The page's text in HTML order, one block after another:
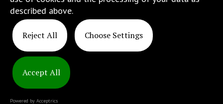
described above.
Reject All Choose Settings
Accept All
Powered by Acceptrics